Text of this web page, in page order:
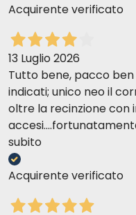
Czy mogę
Hepatic mojemu psu?
Receptura karmy
opracowana z myślą
zaburzeniami
zaleca się podawania
kotów psom lub
psów można wybrać
potrzeb.
Acquirente verificato
13 Luglio 2026
Tutto bene, pacco
indicati; unico neo il
oltre la recinzione con
subito
Acquirente verificato